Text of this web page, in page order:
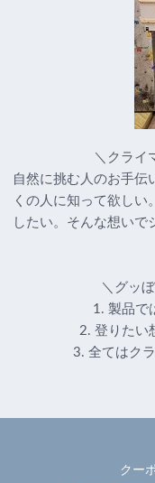
＼クライ
自然に挑む人のお手伝
くの人に知って欲しい
したい。そんな想いで
＼グッ
1. 製品で
2. 登りたい
3. 全てはク
クー